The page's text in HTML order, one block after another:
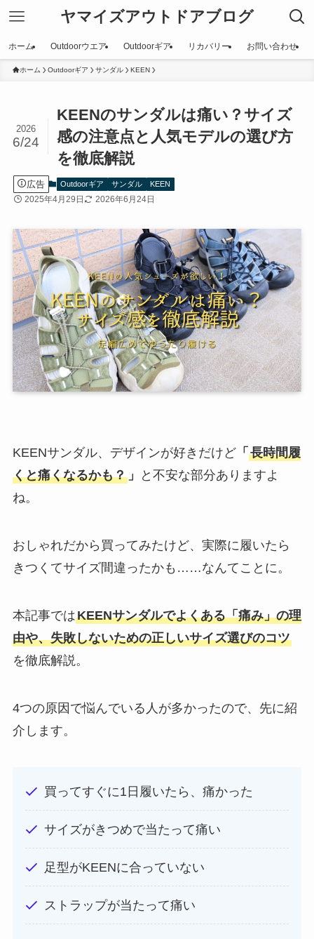
ヤマイズアウトドアブログ
ホーム Outdoorウエア Outdoorギア リカバリー お問い合わせ
ホーム Outdoorギア サンダル KEEN
KEENのサンダルは痛い？サイズ
感の注意点と人気モデルの選び方
を徹底解説
2026
6/24
広告 Outdoorギア サンダル KEEN
2025年4月29日 2026年6月24日
KEENサンダル、デザインが好きだけど「 長時間履
くと痛くなるかも？」
と不安な部分ありますよ
ね。
おしゃれだから買ってみたけど、実際に履いたら
きつくてサイズ間違ったかも……なんてことに。
本記事ではKEENサンダルでよくある「痛み」の理
由や、失敗しないための正しいサイズ選びのコツ
を徹底解説。
4つの原因で悩んでいる人が多かったので、先に紹
介します。
買ってすぐに1日履いたら、痛かった
サイズがきつめで当たって痛い
足型がKEENに合っていない
ストラップが当たって痛い